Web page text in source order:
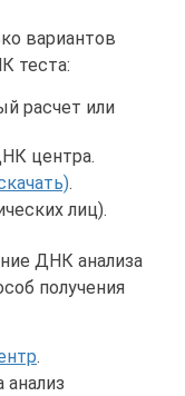
вариантов
теста:
расчет или
центра.
.
лиц).
ДНК анализа
получения
.